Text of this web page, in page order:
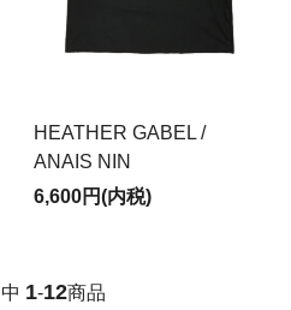
HEATHER GABEL /
ANAIS NIN
6,600円(内税)
1-12商品